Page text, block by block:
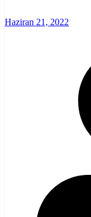
Haziran 21, 2022